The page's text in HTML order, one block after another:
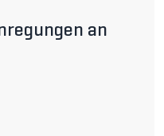
Staubkappen-
passen. ( J )
an